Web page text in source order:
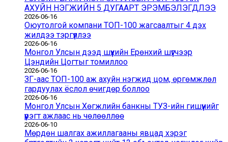
АХУЙН НЭГЖИЙН 5 ДУГААРТ ЭРЭМБЭЛЭГДЛЭЭ
2026-06-16
Оюутолгой компани ТОП-100 жагсаалтыг 4 дэх
жилдээ тэргүүллээ
2026-06-16
Монгол Улсын дээд шүүхийн Ерөнхий шүүгчээр
Цэндийн Цогтыг томиллоо
2026-06-16
ЗГ-аас ТОП-100 аж ахуйн нэгжид цом, өргөмжлөл
гардуулах ёслол өчигдөр боллоо
2026-06-16
Монгол Улсын Хөгжлийн банкны ТУЗ-ийн гишүүнийг
үүрэгт ажлаас нь чөлөөллөө
2026-06-10
Мөрдөн шалгах ажиллагааны явцад хэрэг